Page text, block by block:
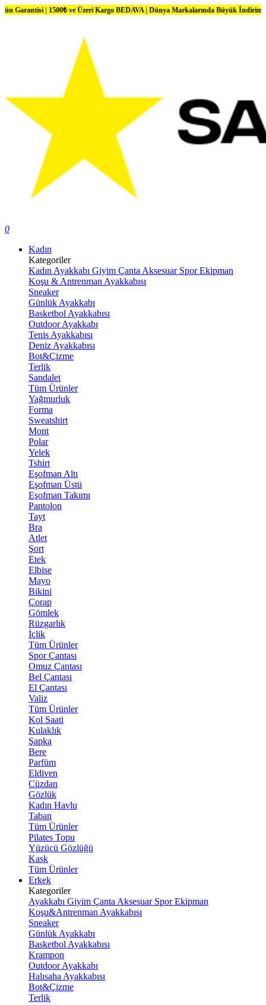
ve Üzeri Kargo BEDAVA | Dünya Markalarında Büyük İndirimler
0
Kadın
Kategoriler
Kadın Ayakkabı Giyim Çanta Aksesuar Spor Ekipman
Koşu & Antrenman Ayakkabısı
Sneaker
Günlük Ayakkabı
Basketbol Ayakkabısı
Outdoor Ayakkabı
Tenis Ayakkabısı
Deniz Ayakkabısı
Bot&Çizme
Terlik
Sandalet
Tüm Ürünler
Yağmurluk
Forma
Sweatshirt
Mont
Polar
Yelek
Tshirt
Eşofman Altı
Eşofman Üstü
Eşofman Takımı
Pantolon
Tayt
Bra
Atlet
Şort
Etek
Elbise
Mayo
Bikini
Çorap
Gömlek
Rüzgarlık
İçlik
Tüm Ürünler
Spor Çantası
Omuz Çantası
Bel Çantası
El Çantası
Valiz
Tüm Ürünler
Kol Saati
Kulaklık
Şapka
Bere
Parfüm
Eldiven
Cüzdan
Gözlük
Kadın Havlu
Taban
Tüm Ürünler
Pilates Topu
Yüzücü Gözlüğü
Kask
Tüm Ürünler
Erkek
Kategoriler
Ayakkabı Giyim Çanta Aksesuar Spor Ekipman
Koşu&Antrenman Ayakkabısı
Sneaker
Günlük Ayakkabı
Basketbol Ayakkabısı
Krampon
Outdoor Ayakkabı
Halısaha Ayakkabısı
Bot&Çizme
Terlik